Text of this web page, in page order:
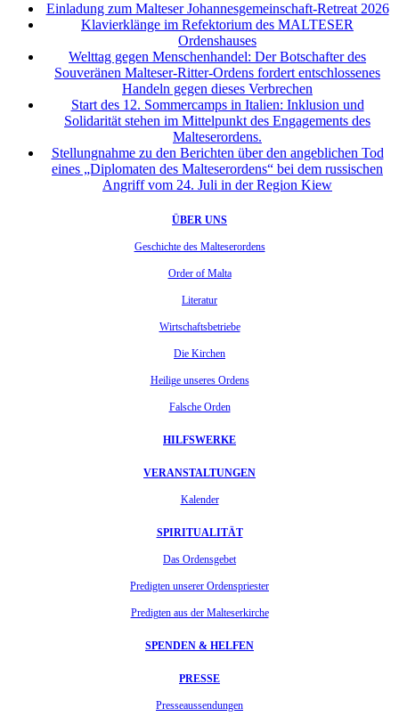
Einladung zum Malteser Johannesgemeinschaft-Retreat 2026
Klavierklänge im Refektorium des MALTESER
Ordenshauses
Welttag gegen Menschenhandel: Der Botschafter des
Souveränen Malteser-Ritter-Ordens fordert entschlossenes
Handeln gegen dieses Verbrechen
Start des 12. Sommercamps in Italien: Inklusion und
Solidarität stehen im Mittelpunkt des Engagements des
Malteserordens.
Stellungnahme zu den Berichten über den angeblichen Tod
eines „Diplomaten des Malteserordens“ bei dem russischen
Angriff vom 24. Juli in der Region Kiew
ÜBER UNS
Geschichte des Malteserordens
Order of Malta
Literatur
Wirtschaftsbetriebe
Die Kirchen
Heilige unseres Ordens
Falsche Orden
HILFSWERKE
VERANSTALTUNGEN
Kalender
SPIRITUALITÄT
Das Ordensgebet
Predigten unserer Ordenspriester
Predigten aus der Malteserkirche
SPENDEN & HELFEN
PRESSE
Presseaussendungen